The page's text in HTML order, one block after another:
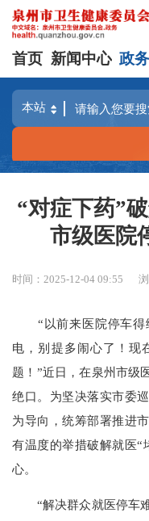
首页 新闻中心 政
“对症下药”
市级医院
时间：2025-12-04 09:55
“以前来医院停车得
电，别提多闹心了！现
题！”近日，在泉州市级
绝口。为坚决落实市委
为导向，统筹部署推进
有温度的举措破解就医“
心。
“解决群众就医停车难